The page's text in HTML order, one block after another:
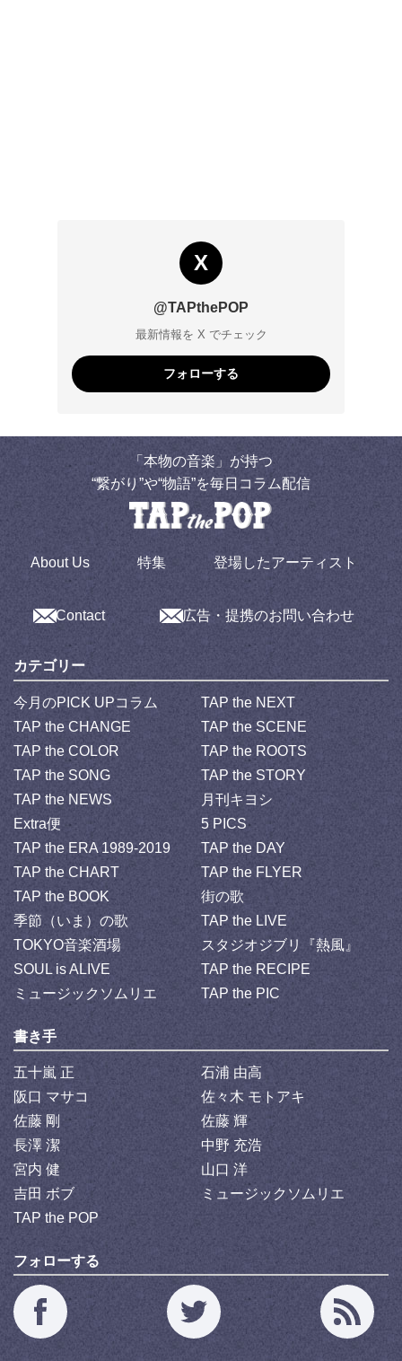
X
@TAPthePOP
最新情報を X でチェック
フォローする
「本物の音楽」が持つ
“繋がり”や“物語”を毎日コラム配信
About Us 特集 登場したアーティスト
Contact 広告・提携のお問い合わせ
カテゴリー
今月のPICK UPコラム
TAP the NEXT
TAP the CHANGE
TAP the SCENE
TAP the COLOR
TAP the ROOTS
TAP the SONG
TAP the STORY
TAP the NEWS
月刊キヨシ
Extra便
5 PICS
TAP the ERA 1989-2019
TAP the DAY
TAP the CHART
TAP the FLYER
TAP the BOOK
街の歌
季節（いま）の歌
TAP the LIVE
TOKYO音楽酒場
スタジオジブリ『熱風』
SOUL is ALIVE
TAP the RECIPE
ミュージックソムリエ
TAP the PIC
書き手
五十嵐 正
石浦 由高
阪口 マサコ
佐々木 モトアキ
佐藤 剛
佐藤 輝
長澤 潔
中野 充浩
宮内 健
山口 洋
吉田 ボブ
ミュージックソムリエ
TAP the POP
フォローする